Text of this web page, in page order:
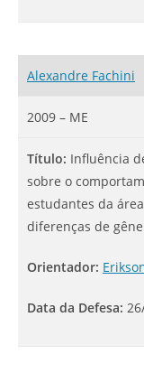
Alexandre Fachini
2009 – ME
Título: Influência
sobre o
estudantes da
diferenças de
Orientador:
Data da Defesa: